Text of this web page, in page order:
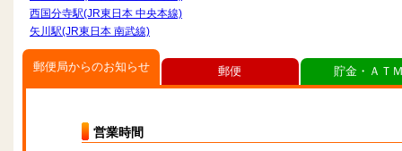
西国分寺駅(JR東日本 中央本線)
矢川駅(JR東日本 南武線)
郵便局からのお知らせ
営業時間
郵便 貯金・ＡＴ